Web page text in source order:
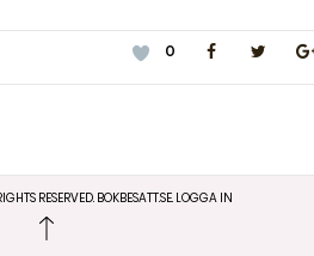
0
RESERVED. BOKBESATT.SE. LOGGA IN